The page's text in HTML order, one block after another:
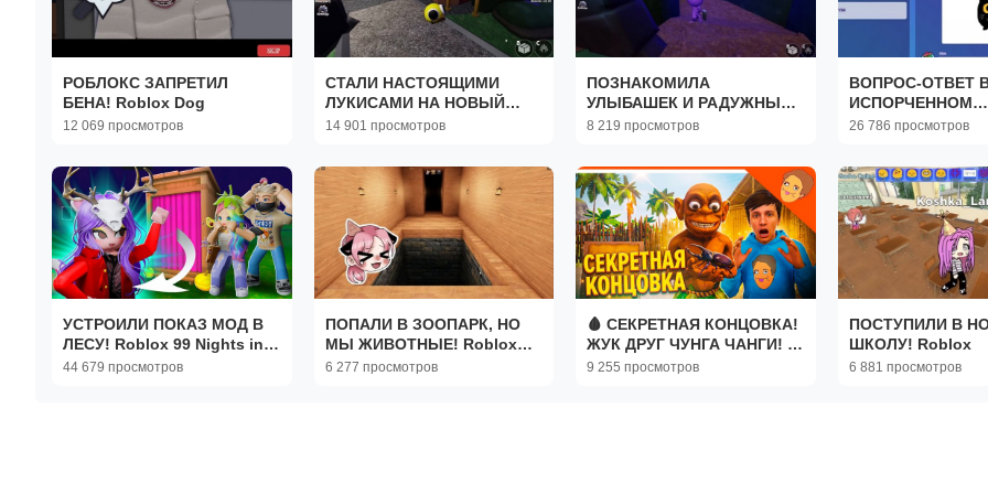
РОБЛОКС ЗАПРЕТИЛ
БЕНА! Roblox Dog
12 069 просмотров
СТАЛИ НАСТОЯЩИМИ
ЛУКИСАМИ НА НОВЫЙ
ГОД! Roblox Rainbow
14 901 просмотров
ПОЗНАКОМИЛА
УЛЫБАШЕК И РАДУЖНЫХ
ДРУЗЕЙ!
8 219 просмотров
ВОПРОС-ОТВЕТ
ИСПОРЧЕННОМ
ТЕЛЕФОНЕ!
26 786 просмотров
УСТРОИЛИ ПОКАЗ МОД В
ЛЕСУ! Roblox 99 Nights in
the Forest
44 679 просмотров
ПОПАЛИ В ЗООПАРК, НО
МЫ ЖИВОТНЫЕ! Roblox
Zooo
6 277 просмотров
🩸 СЕКРЕТНАЯ КОНЦОВКА!
ЖУК ДРУГ ЧУНГА ЧАНГИ! 4
КОНЦОВКИ 🥥 ФИНАЛ! ОТ
9 255 просмотров
ПОСТУПИЛИ В
ШКОЛУ! Roblox
6 881 просмотров